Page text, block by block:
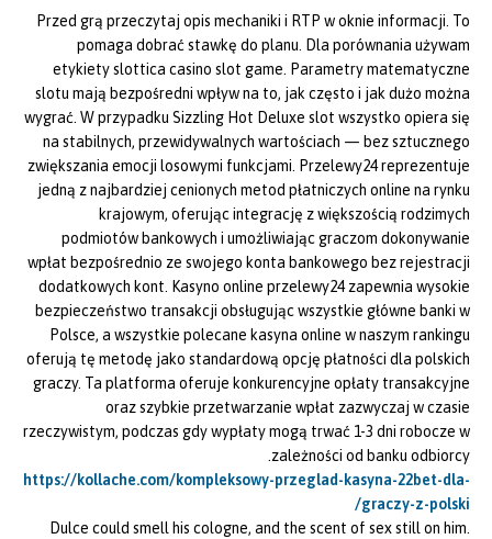
Przed grą przeczytaj opis mechaniki i RTP w oknie informacji. To
pomaga dobrać stawkę do planu. Dla porównania używam
etykiety slottica casino slot game. Parametry matematyczne
slotu mają bezpośredni wpływ na to, jak często i jak dużo można
wygrać. W przypadku Sizzling Hot Deluxe slot wszystko opiera się
na stabilnych, przewidywalnych wartościach — bez sztucznego
zwiększania emocji losowymi funkcjami. Przelewy24 reprezentuje
jedną z najbardziej cenionych metod płatniczych online na rynku
krajowym, oferując integrację z większością rodzimych
podmiotów bankowych i umożliwiając graczom dokonywanie
wpłat bezpośrednio ze swojego konta bankowego bez rejestracji
dodatkowych kont. Kasyno online przelewy24 zapewnia wysokie
bezpieczeństwo transakcji obsługując wszystkie główne banki w
Polsce, a wszystkie polecane kasyna online w naszym rankingu
oferują tę metodę jako standardową opcję płatności dla polskich
graczy. Ta platforma oferuje konkurencyjne opłaty transakcyjne
oraz szybkie przetwarzanie wpłat zazwyczaj w czasie
rzeczywistym, podczas gdy wypłaty mogą trwać 1-3 dni robocze w
zależności od banku odbiorcy.
https://kollache.com/kompleksowy-przeglad-kasyna-22bet-dla-
graczy-z-polski/
Dulce could smell his cologne, and the scent of sex still on him.